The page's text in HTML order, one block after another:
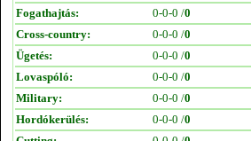
Fogathajtás:
0-0-0 /0
Cross-country:
0-0-0 /0
Ügetés:
0-0-0 /0
Lovaspóló:
0-0-0 /0
Military:
0-0-0 /0
Hordókerülés:
0-0-0 /0